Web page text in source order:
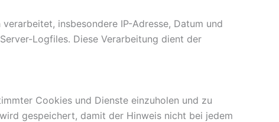
insbesondere IP-Adresse, Datum und
Logfiles. Diese Verarbeitung dient der
Cookies und Dienste einzuholen und zu
gespeichert, damit der Hinweis nicht bei jedem